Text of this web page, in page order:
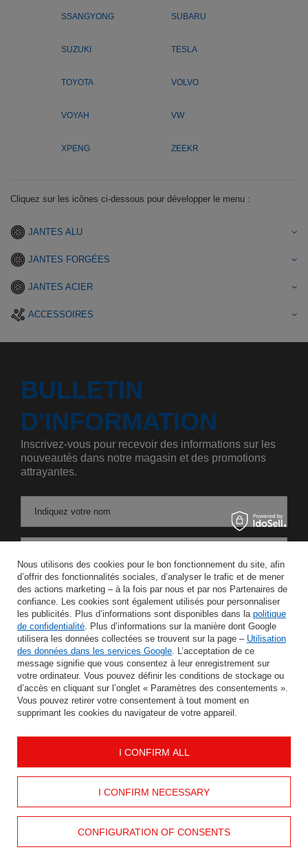
SSANGYONG SUBARU
SUZUKI TESLA
TOYOTA VOLVO
VOYAH VW
XPENG ZEEKR
Cliquez sur les icônes ci-dessous pour développer le menu :
JANTES ALU
JANTES FORGÉES
JANTES ACIER
ACCESSOIRES
BULLETIN
D'INFORMATION
Inscrivez-vous pour recevoir des informations sur les
nouveautés dans notre magasin et des promotions
attrayantes.
Indiquez votre nom
J'accepte le traitement de mes données personnelles aux fins et dans le cadre du service Newsletter dans la rubrique
ÉCONOMISER
AIDER
INFORMATION
MON COMPTE
Nous utilisons des cookies pour le bon fonctionnement du site, afin
d’offrir des fonctionnalités sociales, d’analyser le trafic et de mener
des actions marketing – à la fois par nous et par nos Partenaires de
confiance. Les cookies sont également utilisés pour personnaliser
les publicités. Plus d’informations sont disponibles dans la politique
de confidentialité. Plus d’informations sur la manière dont Google
utilisera les données collectées se trouvent sur la page – Utilisation
des données dans les services Google. L’acceptation de ce
message signifie que vous consentez à leur enregistrement sur
votre ordinateur. Vous pouvez définir les conditions de stockage ou
d’accès en cliquant sur l’onglet « Paramètres des consentements ».
Vous pouvez retirer votre consentement à tout moment en
supprimant les cookies du navigateur de votre appareil.
I CONFIRM NECESSARY
CONFIGURATION OF CONSENTS
I CONFIRM ALL